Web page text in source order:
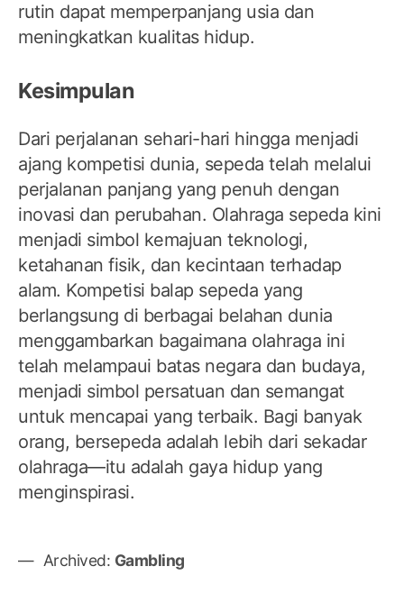
rutin dapat memperpanjang usia dan
meningkatkan kualitas hidup.
Kesimpulan
Dari perjalanan sehari-hari hingga menjadi
ajang kompetisi dunia, sepeda telah melalui
perjalanan panjang yang penuh dengan
inovasi dan perubahan. Olahraga sepeda kini
menjadi simbol kemajuan teknologi,
ketahanan fisik, dan kecintaan terhadap
alam. Kompetisi balap sepeda yang
berlangsung di berbagai belahan dunia
menggambarkan bagaimana olahraga ini
telah melampaui batas negara dan budaya,
menjadi simbol persatuan dan semangat
untuk mencapai yang terbaik. Bagi banyak
orang, bersepeda adalah lebih dari sekadar
olahraga—itu adalah gaya hidup yang
menginspirasi.
Archived: Gambling